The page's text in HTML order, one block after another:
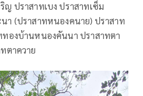
ญ ปราสาทเบง ปราสาทเซ็ม
า (ปราสาทหนองคนาย) ปราสาท
ทองบ้านหนองคันนา ปราสาทตา
ตาควาย